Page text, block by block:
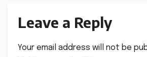
Leave a Reply
Your email address will not be